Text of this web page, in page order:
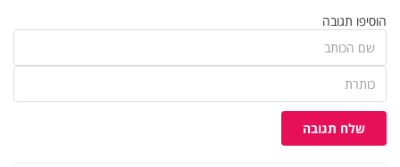
הוסיפו תגובה
שלח תגובה